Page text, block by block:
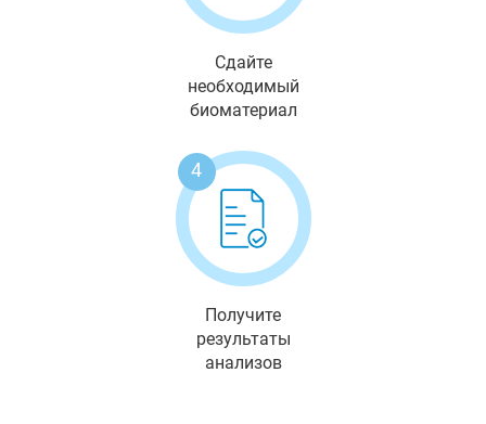
Сдайте
необходимый
биоматериал
4
Получите
результаты
анализов